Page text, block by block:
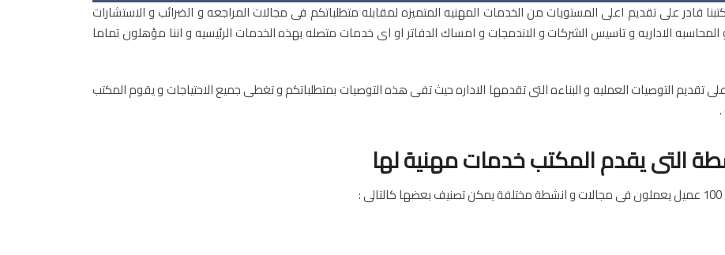
قادر على تقديم اعلى المستويات من الخدمات المهنيه المتميزه لمقابله متطلباتكم فى مجالات المراجعه و الضرائب و الاستشارات
و المحاسبه الاداريه و تاسيس الشركات و الاندمجات و امساك الدفاتر او اى خدمات متصله بهذه الخدمات الرئيسيه و اننا مؤهلون تماما
على تقديم التوصيات العمليه و البناءه التى تقدمها الاداره حيث تفى هذه التوصيات بمتطلباتكم و تغطى جميع الاحتياجات و يقوم المكتب
.
التى يقدم المكتب خدمات مهنية لها